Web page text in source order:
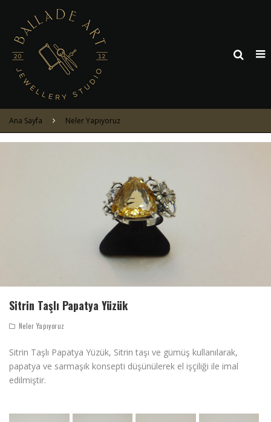
Ana Sayfa Neler Yapıyoruz
Sitrin Taşlı Papatya Yüzük
Neler Yapıyoruz
Sitrin Taşlı Papatya Yüzük, Sitrin taşı ve gümüş kullanılarak,
papatya ve sarmaşık konsepti düşünülerek el işçiliği ile imal
edilmiştir.